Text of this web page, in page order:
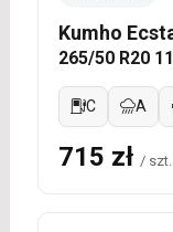
Kumho
265/50 R20
C A
715 zł / szt.